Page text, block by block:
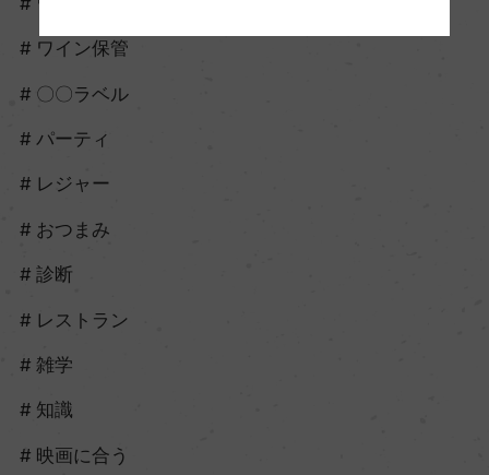
ワイン保管
〇〇ラベル
パーティ
レジャー
おつまみ
診断
レストラン
雑学
知識
映画に合う